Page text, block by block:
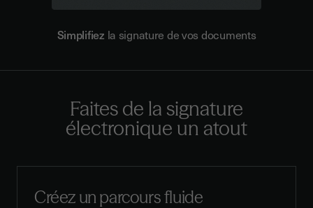
Simplifiez la signature de vos documents
Faites de la signature
électronique un atout
Créez un parcours fluide